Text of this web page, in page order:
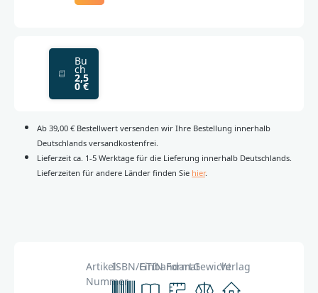
Bu
ch
2,5
0 €
Ab 39,00 € Bestellwert versenden wir Ihre Bestellung innerhalb
Deutschlands versandkostenfrei.
Lieferzeit ca. 1-5 Werktage für die Lieferung innerhalb Deutschlands.
Lieferzeiten für andere Länder finden Sie hier.
Artikel-
Nummer
ISBN/GTINEinbandart
FormatGewichtVerlag